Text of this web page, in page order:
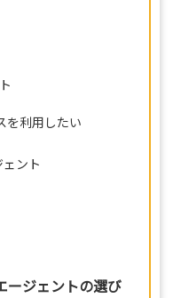
を利用したい
ント
ージェントの選び